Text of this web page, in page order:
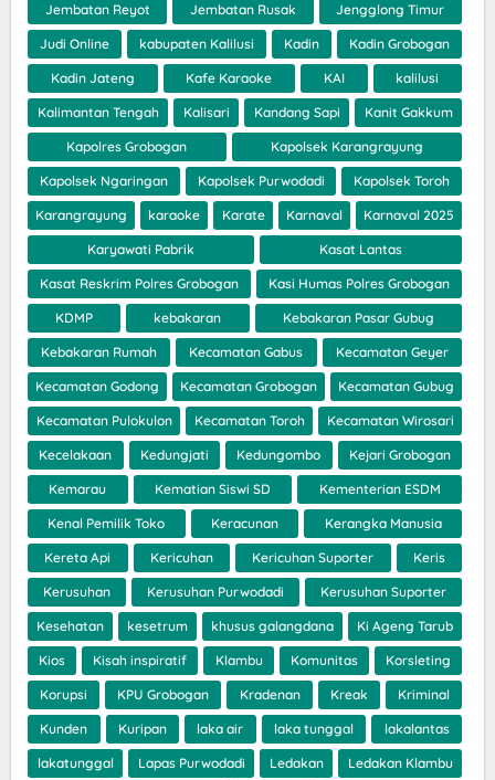
Jembatan Reyot Jembatan Rusak Jengglong Timur
Judi Online kabupaten Kalilusi Kadin Kadin Grobogan
Kadin Jateng Kafe Karaoke KAI kalilusi
Kalimantan Tengah Kalisari Kandang Sapi Kanit Gakkum
Kapolres Grobogan Kapolsek Karangrayung
Kapolsek Ngaringan Kapolsek Purwodadi Kapolsek Toroh
Karangrayung karaoke Karate Karnaval Karnaval 2025
Karyawati Pabrik Kasat Lantas
Kasat Reskrim Polres Grobogan Kasi Humas Polres Grobogan
KDMP kebakaran Kebakaran Pasar Gubug
Kebakaran Rumah Kecamatan Gabus Kecamatan Geyer
Kecamatan Godong Kecamatan Grobogan Kecamatan Gubug
Kecamatan Pulokulon Kecamatan Toroh Kecamatan Wirosari
Kecelakaan Kedungjati Kedungombo Kejari Grobogan
Kemarau Kematian Siswi SD Kementerian ESDM
Kenal Pemilik Toko Keracunan Kerangka Manusia
Kereta Api Kericuhan Kericuhan Suporter Keris
Kerusuhan Kerusuhan Purwodadi Kerusuhan Suporter
Kesehatan kesetrum khusus galangdana Ki Ageng Tarub
Kios Kisah inspiratif Klambu Komunitas Korsleting
Korupsi KPU Grobogan Kradenan Kreak Kriminal
Kunden Kuripan laka air laka tunggal lakalantas
lakatunggal Lapas Purwodadi Ledakan Ledakan Klambu